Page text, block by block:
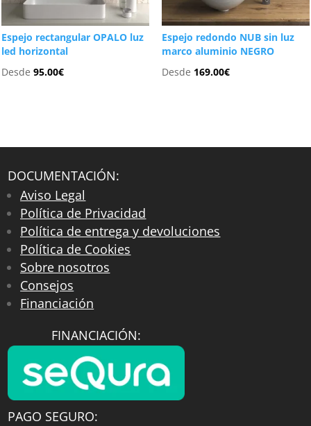
Espejo rectangular OPALO luz
led horizontal
Desde95.00€
Espejo redondo NUB sin luz
marco aluminio NEGRO
Desde 169.00€
DOCUMENTACIÓN:
Aviso Legal
Política de Privacidad
Política de entrega y devoluciones
Política de Cookies
Sobre nosotros
Consejos
Financiación
FINANCIACIÓN:
PAGO SEGURO: